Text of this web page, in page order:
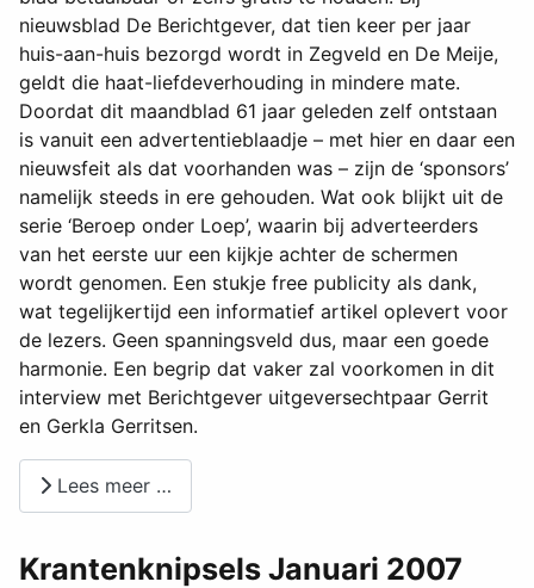
nieuwsblad De Berichtgever, dat tien keer per jaar
huis-aan-huis bezorgd wordt in Zegveld en De Meije,
geldt die haat-liefdeverhouding in mindere mate.
Doordat dit maandblad 61 jaar geleden zelf ontstaan
is vanuit een advertentieblaadje – met hier en daar een
nieuwsfeit als dat voorhanden was – zijn de ‘sponsors’
namelijk steeds in ere gehouden. Wat ook blijkt uit de
serie ‘Beroep onder Loep’, waarin bij adverteerders
van het eerste uur een kijkje achter de schermen
wordt genomen. Een stukje free publicity als dank,
wat tegelijkertijd een informatief artikel oplevert voor
de lezers. Geen spanningsveld dus, maar een goede
harmonie. Een begrip dat vaker zal voorkomen in dit
interview met Berichtgever uitgeversechtpaar Gerrit
en Gerkla Gerritsen.
Lees meer …
Krantenknipsels Januari 2007